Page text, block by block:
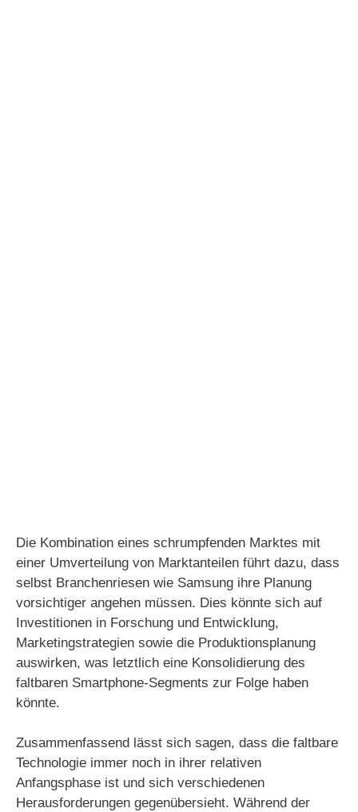
Die Kombination eines schrumpfenden Marktes mit
einer Umverteilung von Marktanteilen führt dazu, dass
selbst Branchenriesen wie Samsung ihre Planung
vorsichtiger angehen müssen. Dies könnte sich auf
Investitionen in Forschung und Entwicklung,
Marketingstrategien sowie die Produktionsplanung
auswirken, was letztlich eine Konsolidierung des
faltbaren Smartphone-Segments zur Folge haben
könnte.
Zusammenfassend lässt sich sagen, dass die faltbare
Technologie immer noch in ihrer relativen
Anfangsphase ist und sich verschiedenen
Herausforderungen gegenübersieht. Während der